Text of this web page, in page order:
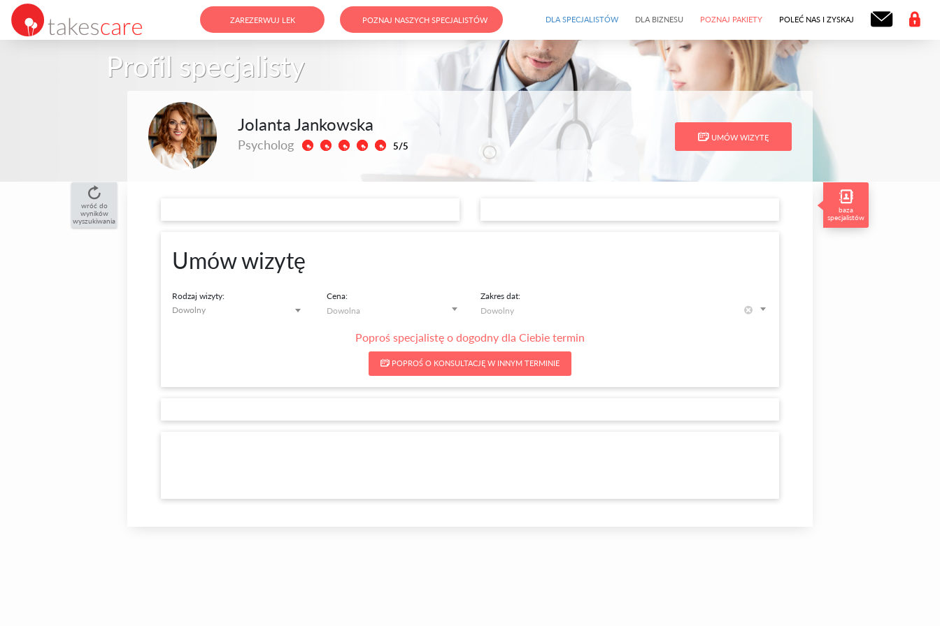
ZAREZERWUJ LEK POZNAJ NASZYCH SPECJALISTÓW DLA SPECJALISTÓW DLA BIZNESU POZNAJ PAKIETY POLEĆ NAS I ZYSKAJ
Profil specjalisty
Jolanta Jankowska
Psycholog 5/5
UMÓW WIZYTĘ
wróć do
wyników
wyszukiwania
Umów wizytę
Rodzaj wizyty:
Dowolny
Cena: Zakres dat:
Poproś specjalistę o dogodny dla Ciebie termin
POPROŚ O KONSULTACJĘ W INNYM TERMINIE
baza
specjalistów